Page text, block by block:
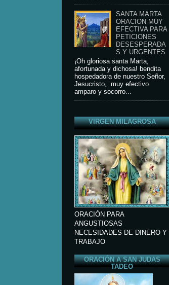
SANTA MARTA
ORACION MUY
EFECTIVA PARA
PETICIONES
DESESPERADA
S Y URGENTES
¡Oh gloriosa santa Marta,
afortunada y dichosa! bendita
hospedadora de nuestro Señor,
Jesucristo, muy efectivo
amparo y socorro...
VIRGEN MILAGROSA
ORACIÓN PARA
ANGUSTIOSAS
NECESIDADES DE DINERO Y
TRABAJO
ORACIÓN A SAN JUDAS
TADEO